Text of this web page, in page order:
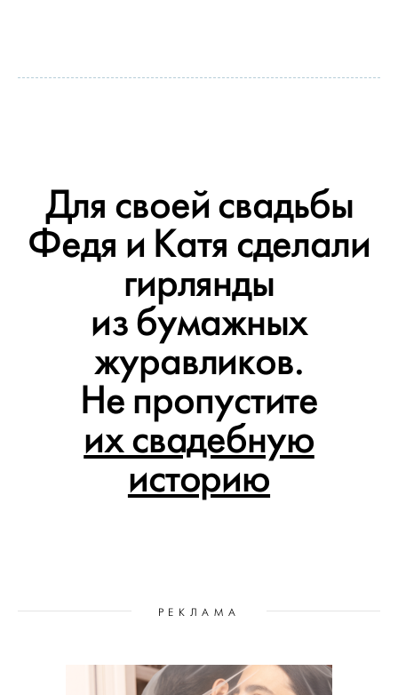
Для своей свадьбы
Федя и Катя сделали
гирлянды
из бумажных
журавликов.
Не пропустите
их свадебную
историю
РЕКЛАМА